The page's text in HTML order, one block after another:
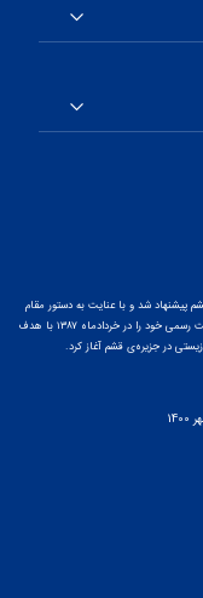
شد و با عنایت به دستور مقام
معظم رهبری و پس از ارائه‌ی گزارشی از پتانسیل‌های منطقه، این پارک فعالیت رسمی خود را در خردادماه ۱۳۸۷ با هدف
در جزیره‌ی قشم آغاز کرد.